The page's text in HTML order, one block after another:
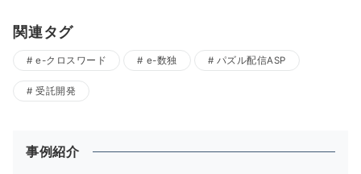
関連タグ
e-クロスワード e-数独 パズル配信ASP
受託開発
事例紹介